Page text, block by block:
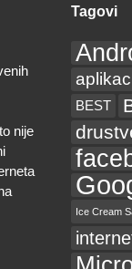
nije
Tagovi
BEST
Ice Cream